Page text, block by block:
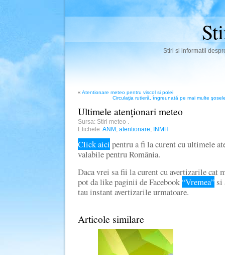
Stiri si informatii
« Atentionare meteo pentru viscol si polei
Circulaţia rutieră, îngreunată pe mai multe
Ultimele atenționari meteo
Sursa: Stiri meteo
Etichete:ANM atentionare INMH
Click aici pentru a fi la curent cu ultimele
valabile pentru România.
Daca vrei sa fii la curent cu avertizarile cat
pot da like paginii de Facebook“Vremea” si
tau instant avertizarile urmatoare.
Articole similare